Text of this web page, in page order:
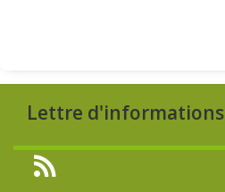
Lettre d'informations